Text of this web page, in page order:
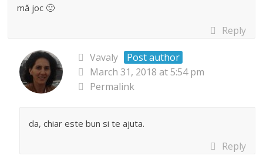
mă joc 🙂
Reply
Vavaly
Post author
March 31, 2018 at 5:54 pm
Permalink
da, chiar este bun si te ajuta.
Reply